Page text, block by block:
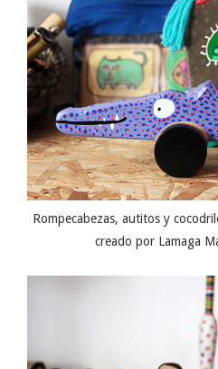
Rompecabezas, autitos y
creado por Lamaga